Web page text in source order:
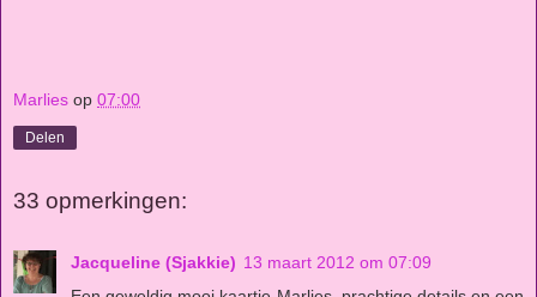
Marlies op 07:00
Delen
33 opmerkingen:
Jacqueline (Sjakkie) 13 maart 2012 om 07:09